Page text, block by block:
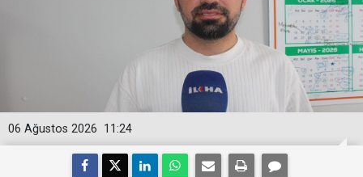
11:24
06 Ağustos 2026